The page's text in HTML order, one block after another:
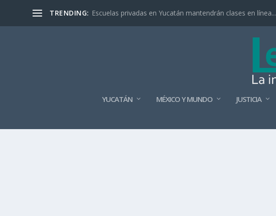
TRENDING: Escuelas privadas en Yucatán mantendrán clases en línea...
YUCATÁN MÉXICO Y MUNDO JUSTICIA